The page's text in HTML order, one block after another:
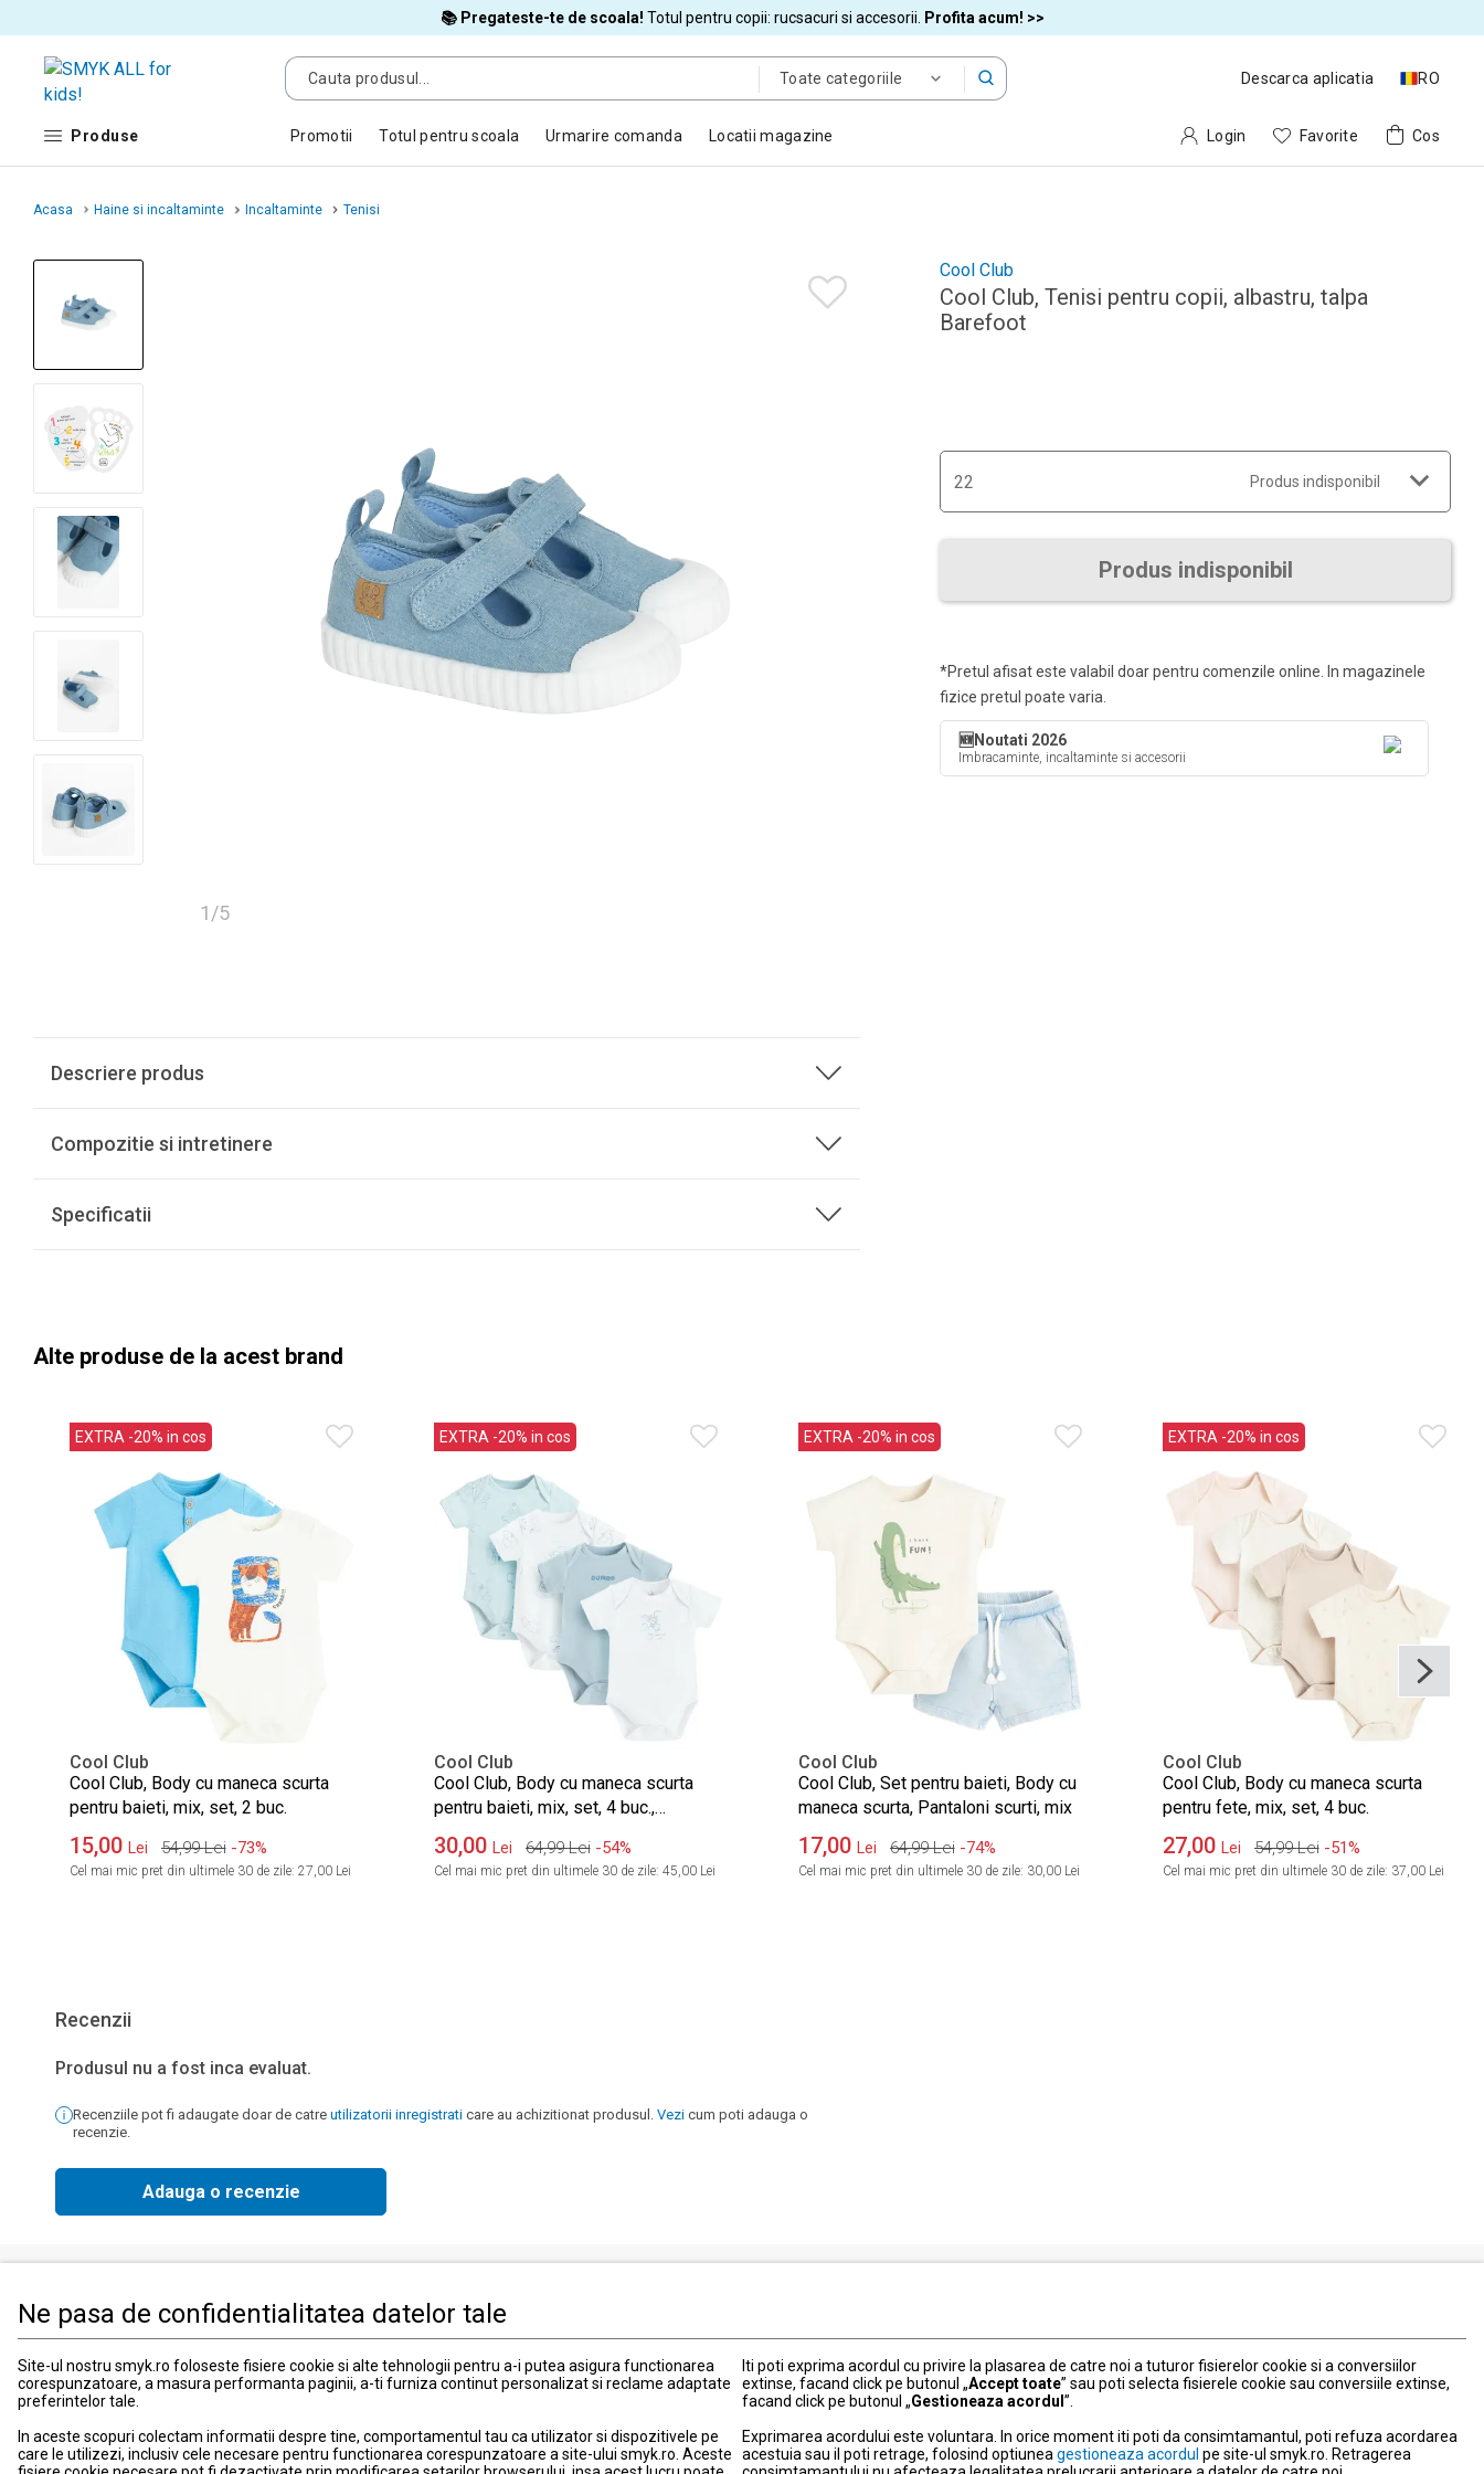
📚 Pregateste-te de scoala! Totul pentru copii: rucsacuri si accesorii. Profita acum! >>
Toate categoriile Descarca aplicatia RO
Produse Promotii Totul pentru scoala Urmarire comanda Locatii magazine
Ne pasa de confidentialitatea datelor tale
Site-ul nostru smyk.ro foloseste fisiere cookie si alte tehnologii pentru a-i putea asigura functionarea
corespunzatoare, a masura performanta paginii, a-ti furniza continut personalizat si reclame adaptate
preferintelor tale.
In aceste scopuri colectam informatii despre tine, comportamentul tau ca utilizator si dispozitivele pe
care le utilizezi, inclusiv cele necesare pentru functionarea corespunzatoare a site-ului smyk.ro. Aceste
Iti poti exprima acordul cu privire la plasarea de catre noi a tuturor fisierelor cookie si a conversiilor
extinse, facand click pe butonul „Accept toate” sau poti selecta fisierele cookie sau conversiile extinse,
facand click pe butonul „Gestioneaza acordul ”.
Exprimarea acordului este voluntara. In orice moment iti poti da consimtamantul, poti refuza acordarea
acestuia sau il poti retrage, folosind optiunea gestioneaza acordul pe site-ul smyk.ro. Retragerea
Login Favorite Cos
Acasa Haine si incaltaminte Incaltaminte Tenisi
1/5
Descriere produs
Compozitie si intretinere
Specificatii
Cool Club
Cool Club, Tenisi pentru copii, albastru, talpa
Barefoot
22 Produs indisponibil
Produs indisponibil
*Pretul afisat este valabil doar pentru comenzile online. In magazinele
fizice pretul poate varia.
🆕Noutati 2026
Imbracaminte, incaltaminte si accesorii
Alte produse de la acest brand
EXTRA -20% in cos
Cool Club
Cool Club, Body cu maneca scurta
pentru baieti, mix, set, 2 buc.
15,00 Lei 54,99 Lei -73%
Cel mai mic pret din ultimele 30 de zile: 27,00 Lei
EXTRA -20% in cos
Cool Club
Cool Club, Body cu maneca scurta
pentru baieti, mix, set, 4 buc.,
imprimeu Dumbo
30,00 Lei 64,99 Lei -54%
Cel mai mic pret din ultimele 30 de zile: 45,00 Lei
EXTRA -20% in cos
Cool Club
Cool Club, Set pentru baieti, Body cu
maneca scurta, Pantaloni scurti, mix
17,00 Lei 64,99 Lei -74%
Cel mai mic pret din ultimele 30 de zile: 30,00 Lei
EXTRA -20% in cos
Cool Club
Cool Club, Body cu maneca scurta
pentru fete, mix, set, 4 buc.
27,00 Lei 54,99 Lei -51%
Cel mai mic pret din ultimele 30 de zile: 37,00 Lei
Recenzii
Produsul nu a fost inca evaluat.
Recenziile pot fi adaugate doar de catre utilizatorii inregistrati care au achizitionat produsul. Vezi cum poti adauga o
recenzie.
Adauga o recenzie
Produse
Imbracaminte, incaltaminte si accesorii
Mama si copilul
Jucarii si jocuri
Promotii
Blog smyk.com
Informatii clienti
Contact
Informatii actuale
Card de fidelitate
Card Cadou
Politica de Confidentialitate
Termeni si conditii
Politica cookies
Modifica setarile de confidentialitate
Informatii garantie
031 40 50 900